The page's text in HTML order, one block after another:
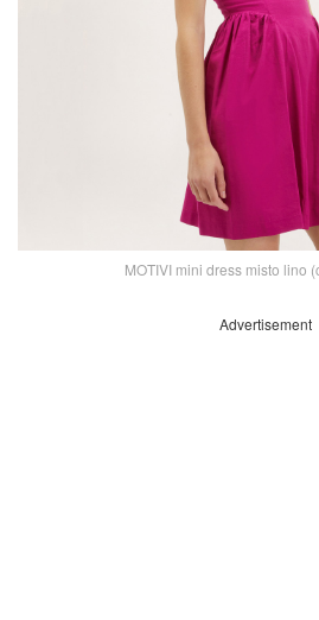
MOTIVI mini dress misto lino
Advertisement